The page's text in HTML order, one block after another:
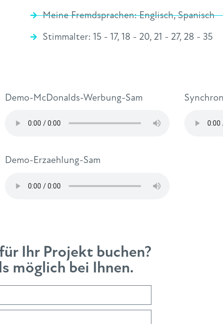
Meine Fremdsprachen:Englisch,Spanisch
Stimmalter: 15 - 17, 18 - 20, 21 - 27, 28 - 35
Demo-McDonalds-Werbung-Sam
Demo-Erzaehlung-Sam
Ihr Projekt buchen?
möglich bei Ihnen.